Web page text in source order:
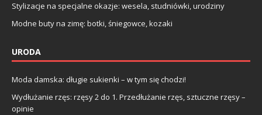
Stylizacje na specjalne okazje: wesela, studniówki, urodziny
Modne buty na zimę: botki, śniegowce, kozaki
URODA
Moda damska: długie sukienki – w tym się chodzi!
Wydłużanie rzęs: rzęsy 2 do 1. Przedłużanie rzęs, sztuczne rzęsy –
opinie